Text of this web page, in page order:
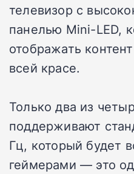
телевизор с
панелью Mini-LED,
отображать
всей красе.
Только два из
поддерживают
Гц, который будет
геймерами — это